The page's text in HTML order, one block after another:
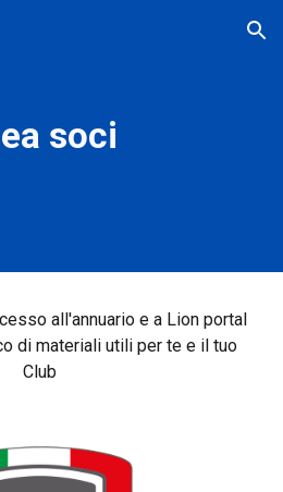
Skip to navigation
soci
all'annuario e a Lion portal
di materiali utili per te e il tuo
Club